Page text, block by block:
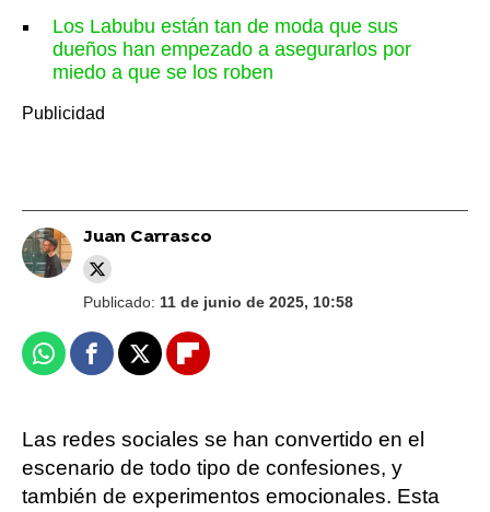
Los Labubu están tan de moda que sus
dueños han empezado a asegurarlos por
miedo a que se los roben
Juan Carrasco
Publicado: 11 de junio de 2025, 10:58
WhatsappFacebook
X Flipboard
Las redes sociales se han convertido en el
escenario de todo tipo de confesiones, y
también de experimentos emocionales. Esta